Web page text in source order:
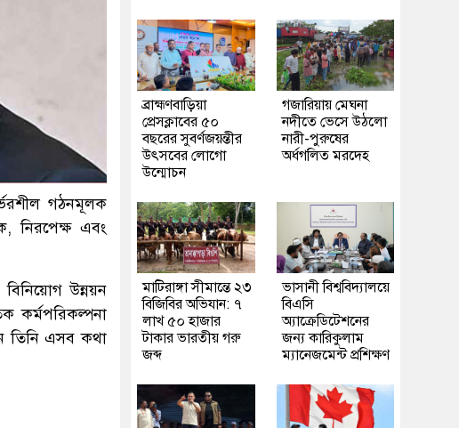
গঠনমূলক
নিরপেক্ষ এবং
উন্নয়ন
কর্মপরিকল্পনা
তিনি এসব কথা
ব্রাহ্মণবাড়িয়া
প্রেসক্লাবের ৫০
বছরের সুবর্ণজয়ন্তীর
উৎসবের লোগো
উন্মোচন
গজারিয়ায় মেঘনা
নদীতে ভেসে উঠলো
নারী-পুরুষের
অর্ধগলিত মরদেহ
মাটিরাঙ্গা সীমান্তে ২৩
বিজিবির অভিযান: ৭
লাখ ৫০ হাজার
টাকার ভারতীয় গরু
জব্দ
ভাসানী বিশ্ববিদ্যালয়ে
বিএসি
অ্যাক্রেডিটেশনের
জন্য কারিকুলাম
ম্যানেজমেন্ট প্রশিক্ষণ